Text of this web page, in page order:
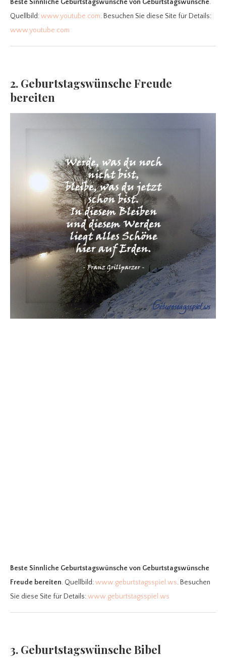
Beste Sinnliche Geburtstagswünsche von Geburtstagswünsche.
Quellbild:www.youtube.com. Besuchen Sie diese Site für Details:
www.youtube.com
2. Geburtstagswünsche Freude
bereiten
Beste Sinnliche Geburtstagswünsche von Geburtstagswünsche
Freude bereiten. Quellbild:www.geburtstagsspiel.ws. Besuchen
Sie diese Site für Details:www.geburtstagsspiel.ws
3. Geburtstagswünsche Bibel